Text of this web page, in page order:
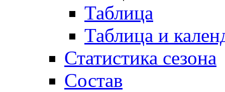
Таблица
Таблица и
Статистика сезона
Состав